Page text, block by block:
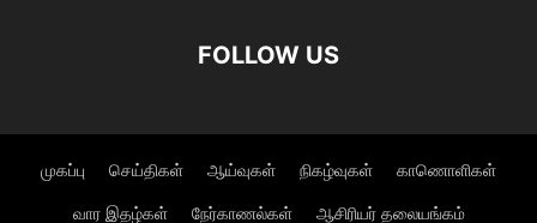
FOLLOW US
முகப்பு செய்திகள் ஆய்வுகள் நிகழ்வுகள் காணொளிகள்
வார இதழ்கள் நேர்காணல்கள் ஆசிரியர் தலையங்கம்